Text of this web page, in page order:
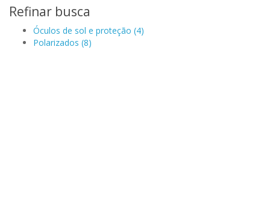
Refinar busca
Óculos de sol e proteção (4)
Polarizados (8)